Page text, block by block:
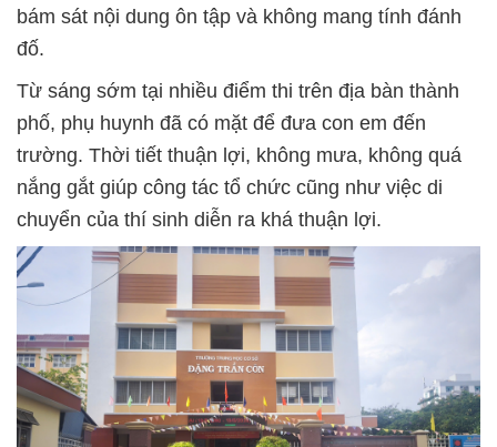
bám sát nội dung ôn tập và không mang tính đánh
đố.
Từ sáng sớm tại nhiều điểm thi trên địa bàn thành
phố, phụ huynh đã có mặt để đưa con em đến
trường. Thời tiết thuận lợi, không mưa, không quá
nắng gắt giúp công tác tổ chức cũng như việc di
chuyển của thí sinh diễn ra khá thuận lợi.